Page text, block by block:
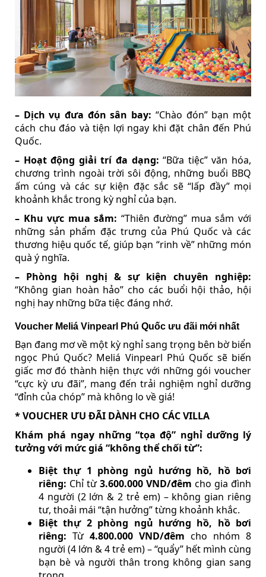
– Dịch vụ đưa đón sân bay: “Chào đón” bạn một
cách chu đáo và tiện lợi ngay khi đặt chân đến Phú
Quốc.
– Hoạt động giải trí đa dạng: “Bữa tiệc” văn hóa,
chương trình ngoài trời sôi động, những buổi BBQ
ấm cúng và các sự kiện đặc sắc sẽ “lấp đầy” mọi
khoảnh khắc trong kỳ nghỉ của bạn.
– Khu vực mua sắm: “Thiên đường” mua sắm với
những sản phẩm đặc trưng của Phú Quốc và các
thương hiệu quốc tế, giúp bạn “rinh về” những món
quà ý nghĩa.
– Phòng hội nghị & sự kiện chuyên nghiệp:
“Không gian hoàn hảo” cho các buổi hội thảo, hội
nghị hay những bữa tiệc đáng nhớ.
Voucher Meliá Vinpearl Phú Quốc ưu đãi mới nhất
Bạn đang mơ về một kỳ nghỉ sang trọng bên bờ biển
ngọc Phú Quốc? Meliá Vinpearl Phú Quốc sẽ biến
giấc mơ đó thành hiện thực với những gói voucher
“cực kỳ ưu đãi”, mang đến trải nghiệm nghỉ dưỡng
“đỉnh của chóp” mà không lo về giá!
* VOUCHER ƯU ĐÃI DÀNH CHO CÁC VILLA
Khám phá ngay những “tọa độ” nghỉ dưỡng lý
tưởng với mức giá “không thể chối từ”:
Biệt thự 1 phòng ngủ hướng hồ, hồ bơi
riêng: Chỉ từ3.600.000 VND/đêm cho gia đình
4 người (2 lớn & 2 trẻ em) – không gian riêng
tư, thoải mái “tận hưởng” từng khoảnh khắc.
Biệt thự 2 phòng ngủ hướng hồ, hồ bơi
riêng: Từ 4.800.000 VND/đêm cho nhóm 8
người (4 lớn & 4 trẻ em) – “quẩy” hết mình cùng
bạn bè và người thân trong không gian sang